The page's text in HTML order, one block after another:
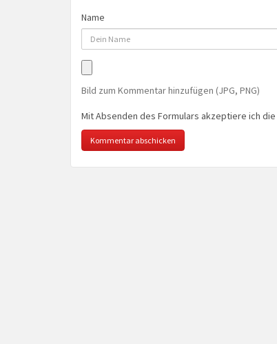
Name
Bild zum Kommentar hinzufügen (JPG, PNG)
Mit Absenden des Formulars akzeptiere ich die